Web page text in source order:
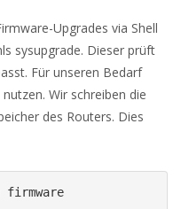
Upgrades via Shell
sysupgrade. Dieser prüft
Für unseren Bedarf
Wir schreiben die
des Routers. Dies